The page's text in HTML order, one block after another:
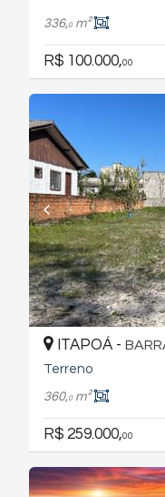
336,0m²
R$ 100.000,00
ITAPOÁ -
Terreno
360,0m²
R$ 259.000,00